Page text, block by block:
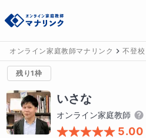
オンライン家庭教師マナリンク 不登校
残り1枠
いさな
オンライン家庭教師
5.00